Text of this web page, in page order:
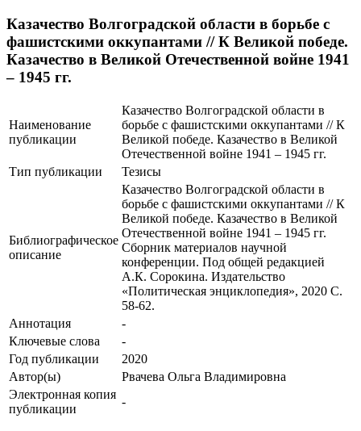
Казачество Волгоградской области в борьбе с
фашистскими оккупантами // К Великой победе.
Казачество в Великой Отечественной войне 1941
– 1945 гг.
Наименование
публикации
Казачество Волгоградской области в
борьбе с фашистскими оккупантами // К
Великой победе. Казачество в Великой
Отечественной войне 1941 – 1945 гг.
Тип публикации
Тезисы
Библиографическое
описание
Казачество Волгоградской области в
борьбе с фашистскими оккупантами // К
Великой победе. Казачество в Великой
Отечественной войне 1941 – 1945 гг.
Сборник материалов научной
конференции. Под общей редакцией
А.К. Сорокина. Издательство
«Политическая энциклопедия», 2020 С.
58-62.
Аннотация
-
Ключевые cлова
-
Год публикации
2020
Автор(ы)
Рвачева Ольга Владимировна
Электронная копия
публикации
-